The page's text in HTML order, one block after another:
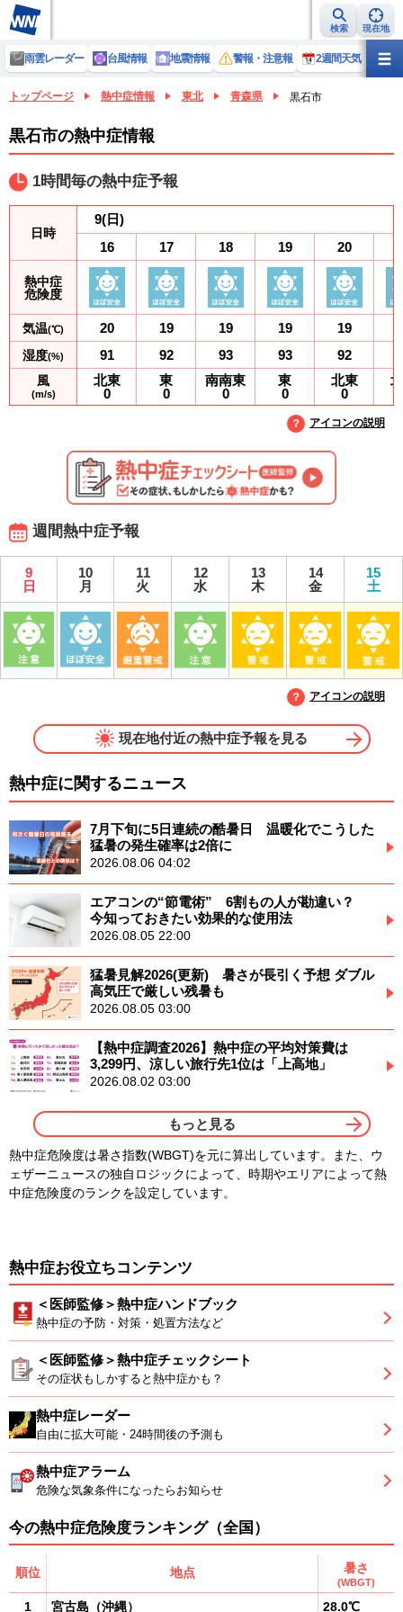
検索 現在地
雨雲レーダー 台風情報 地震情報 警報・注意報 2週間天気 ラ
トップページ 熱中症情報 東北 青森県 黒石市
黒石市の熱中症情報
1時間毎の熱中症予報
日時
熱中症
危険度
気温(℃)
湿度(%)
風
(m/s)
9(日)
16
20
91
北東
0
17
19
92
東
0
18
19
93
南南東
0
19
19
93
東
0
20
19
92
北東
0
アイコンの説明
週間熱中症予報
9
日
10
月
11
火
12
水
13
木
14
金
15
土
アイコンの説明
現在地付近の熱中症予報を見る
熱中症に関するニュース
7月下旬に5日連続の酷暑日 温暖化でこうした
猛暑の発生確率は2倍に
2026.08.06 04:02
エアコンの“節電術” 6割もの人が勘違い？
今知っておきたい効果的な使用法
2026.08.05 22:00
猛暑見解2026(更新) 暑さが長引く予想 ダブル
高気圧で厳しい残暑も
2026.08.05 03:00
【熱中症調査2026】熱中症の平均対策費は
3,299円、涼しい旅行先1位は「上高地」
2026.08.02 03:00
もっと見る
熱中症危険度は暑さ指数(WBGT)を元に算出しています。また、ウ
ェザーニュースの独自ロジックによって、時期やエリアによって熱
中症危険度のランクを設定しています。
熱中症お役立ちコンテンツ
＜医師監修＞熱中症ハンドブック
熱中症の予防・対策・処置方法など
＜医師監修＞熱中症チェックシート
その症状もしかすると熱中症かも？
熱中症レーダー
自由に拡大可能・24時間後の予測も
熱中症アラーム
危険な気象条件になったらお知らせ
今の熱中症危険度ランキング（全国）
順位 地点 暑さ
(WBGT)
1 宮古島 （沖縄） 28.0℃